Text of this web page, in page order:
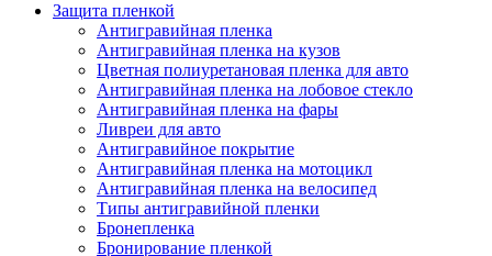
Защита пленкой
Антигравийная пленка
Антигравийная пленка на кузов
Цветная полиуретановая пленка для авто
Антигравийная пленка на лобовое стекло
Антигравийная пленка на фары
Ливреи для авто
Антигравийное покрытие
Антигравийная пленка на мотоцикл
Антигравийная пленка на велосипед
Типы антигравийной пленки
Бронепленка
Бронирование пленкой